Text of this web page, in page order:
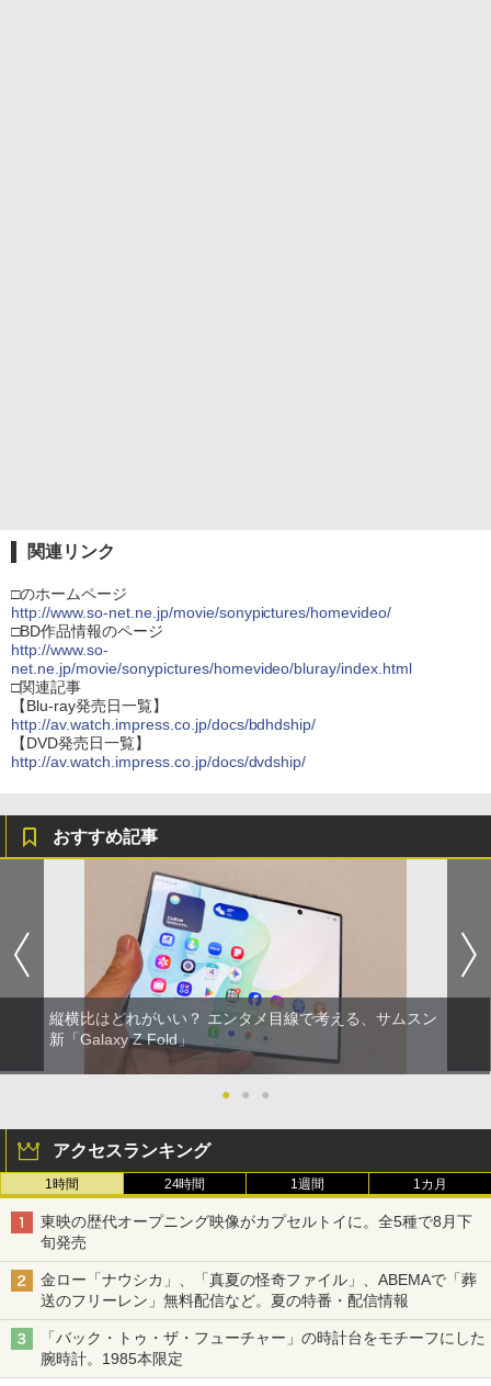
関連リンク
□のホームページ
http://www.so-net.ne.jp/movie/sonypictures/homevideo/
□BD作品情報のページ
http://www.so-
net.ne.jp/movie/sonypictures/homevideo/bluray/index.html
□関連記事
【Blu-ray発売日一覧】
http://av.watch.impress.co.jp/docs/bdhdship/
【DVD発売日一覧】
http://av.watch.impress.co.jp/docs/dvdship/
おすすめ記事
縦横比はどれがいい？ エンタメ目線で考える、サムスン
新「Galaxy Z Fold」
● ● ●
アクセスランキング
1時間 24時間 1週間 1カ月
東映の歴代オープニング映像がカプセルトイに。全5種で8月下
旬発売
金ロー「ナウシカ」、「真夏の怪奇ファイル」、ABEMAで「葬
送のフリーレン」無料配信など。夏の特番・配信情報
「バック・トゥ・ザ・フューチャー」の時計台をモチーフにした
腕時計。1985本限定